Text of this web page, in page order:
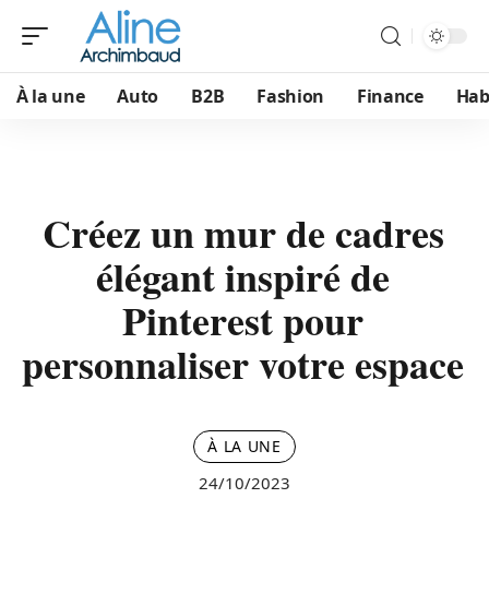
À la une Auto B2B Fashion Finance
Créez un mur de cadres
élégant inspiré de
Pinterest pour
personnaliser votre espace
À LA UNE
24/10/2023